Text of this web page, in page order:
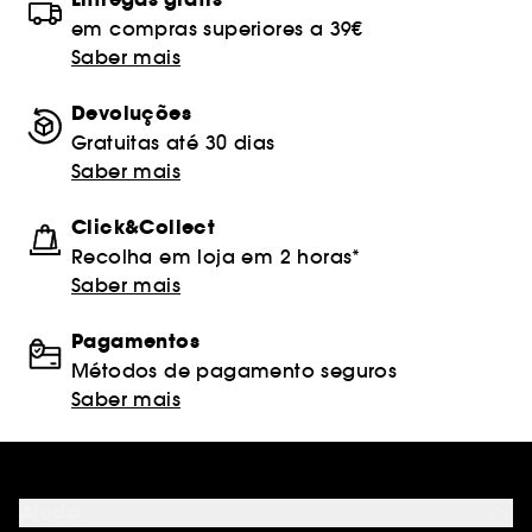
em compras superiores a 39€
Saber mais
Devoluções
Gratuitas até 30 dias
Saber mais
Click&Collect
Recolha em loja em 2 horas*
Saber mais
Pagamentos
Métodos de pagamento seguros
Saber mais